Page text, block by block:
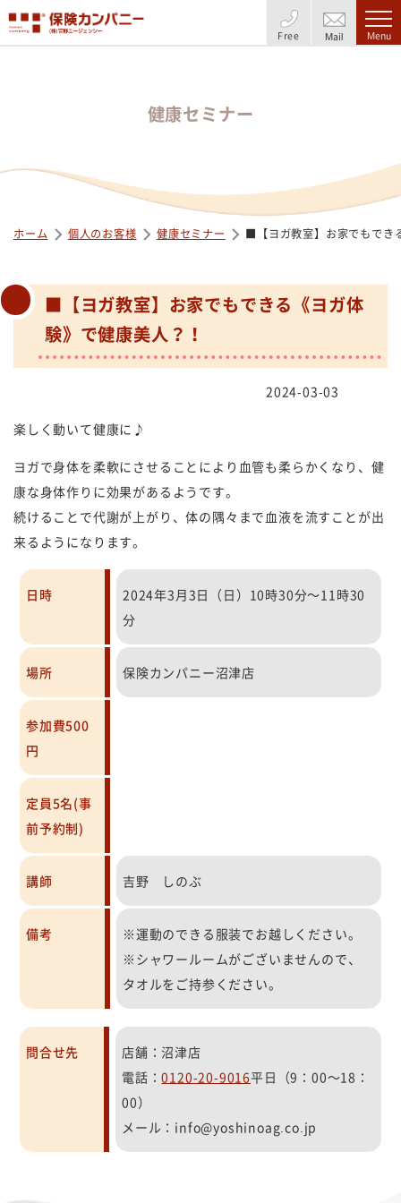
Free Mail Menu
健康セミナー
ホーム 個人のお客様 健康セミナー ■【ヨガ教室】お家でもでき
■【ヨガ教室】お家でもできる《ヨガ体
験》で健康美人？！
2024-03-03
楽しく動いて健康に♪
ヨガで身体を柔軟にさせることにより血管も柔らかくなり、健
康な身体作りに効果があるようです。
続けることで代謝が上がり、体の隅々まで血液を流すことが出
来るようになります。
日時
2024年3月3日（日）10時30分～11時30
分
場所 保険カンパニー沼津店
参加費500
円
定員5名(事
前予約制)
講師 吉野 しのぶ
備考
※運動のできる服装でお越しください。
※シャワールームがございませんので、
タオルをご持参ください。
問合せ先
店舗：沼津店
電話：0120-20-9016平日（9：00～18：
00）
メール：info@yoshinoag.co.jp